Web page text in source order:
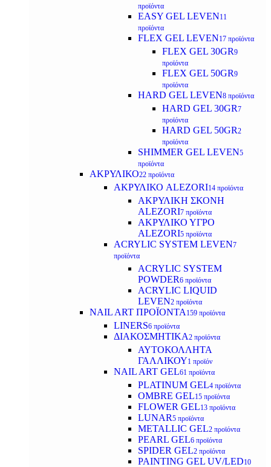
προϊόντα
EASY GEL LEVEN11
προϊόντα
FLEX GEL LEVEN17 προϊόντα
FLEX GEL 30GR9
προϊόντα
FLEX GEL 50GR9
προϊόντα
HARD GEL LEVEN8 προϊόντα
HARD GEL 30GR7
προϊόντα
HARD GEL 50GR2
προϊόντα
SHIMMER GEL LEVEN5
προϊόντα
ΑΚΡΥΛΙΚΟ22 προϊόντα
ΑΚΡΥΛΙΚΟ ALEZORI14 προϊόντα
ΑΚΡΥΛΙΚΗ ΣΚΟΝΗ
ALEZORI7 προϊόντα
ΑΚΡΥΛΙΚΟ ΥΓΡΟ
ALEZORI5 προϊόντα
ACRYLIC SYSTEM LEVEN7
προϊόντα
ACRYLIC SYSTEM
POWDER6 προϊόντα
ACRYLIC LIQUID
LEVEN2 προϊόντα
NAIL ART ΠΡΟΪΟΝΤΑ 159 προϊόντα
LINERS6 προϊόντα
ΔΙΑΚΟΣΜΗΤΙΚΑ2 προϊόντα
ΑΥΤΟΚΟΛΛΗΤΑ
ΓΑΛΛΙΚΟΥ1 προϊόν
NAIL ART GEL61 προϊόντα
PLATINUM GEL4 προϊόντα
OMBRE GEL15 προϊόντα
FLOWER GEL13 προϊόντα
LUNAR5 προϊόντα
METALLIC GEL2 προϊόντα
PEARL GEL6 προϊόντα
SPIDER GEL2 προϊόντα
PAINTING GEL UV/LED10